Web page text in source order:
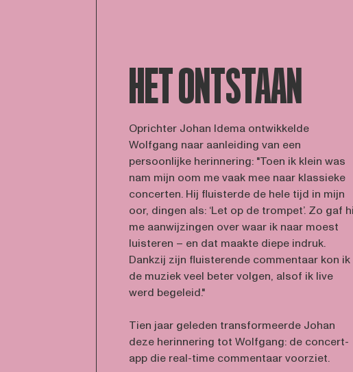
HET ONTSTAAN
Oprichter Johan Idema ontwikkelde
Wolfgang naar aanleiding van een
persoonlijke herinnering: "Toen ik klein was
nam mijn oom me vaak mee naar klassieke
concerten. Hij fluisterde de hele tijd in mijn
oor, dingen als: ‘Let op de trompet’. Zo gaf
me aanwijzingen over waar ik naar moest
luisteren – en dat maakte diepe indruk.
Dankzij zijn fluisterende commentaar kon ik
de muziek veel beter volgen, alsof ik live
werd begeleid."
Tien jaar geleden transformeerde Johan
deze herinnering tot Wolfgang: de concert-
app die real-time commentaar voorziet.